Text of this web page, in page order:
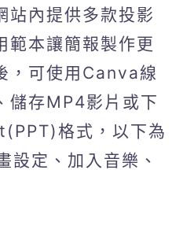
站內提供多款投影
範本讓簡報製作更
，可使用Canva線
儲存MP4影片或下
格式，以下為
設定、加入音樂、